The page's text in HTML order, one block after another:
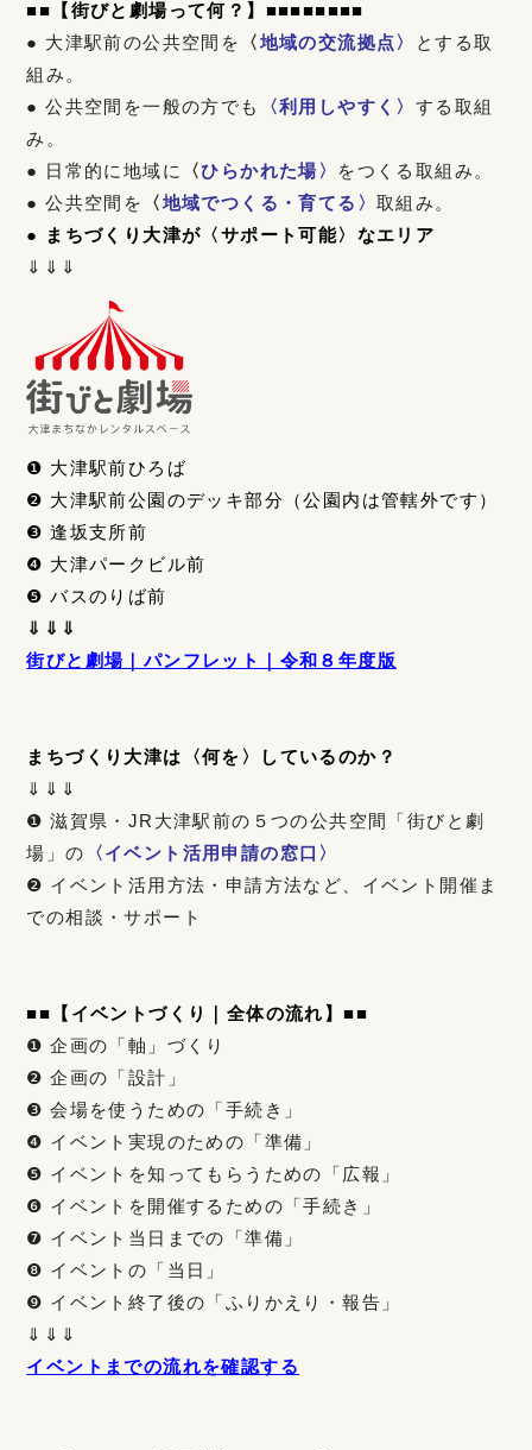
■■ 【街びと劇場って何？】 ■■■■■■■■
● 大津駅前の公共空間を
〈地域の交流拠点〉
とする取
組み。
● 公共空間を一般の方でも
〈利用しやすく〉 する取組
み。
● 日常的に地域に
〈ひらかれた場〉
をつくる取組み。
● 公共空間を
〈地域でつくる・育てる〉取組み。
● まちづくり大津が〈サポート可能〉なエリア
⇓⇓⇓
❶ 大津駅前ひろば
❷ 大津駅前公園のデッキ部分（公園内は管轄外です）
❸ 逢坂支所前
❹ 大津パークビル前
❺ バスのりば前
⇓⇓⇓
街びと劇場｜パンフレット｜令和８年度版
まちづくり大津は〈何を〉しているのか？
⇓⇓⇓
❶ 滋賀県・JR大津駅前の５つの公共空間「街びと劇
場」の 〈イベント活用申請の窓口〉
❷ イベント活用方法・申請方法など、イベント開催ま
での相談・サポート
■■ 【イベントづくり｜全体の流れ】■■
❶ 企画の「軸」づくり
❷ 企画の「設計」
❸ 会場を使うための「手続き」
❹ イベント実現のための「準備」
❺ イベントを知ってもらうための「広報」
❻ イベントを開催するための「手続き」
❼ イベント当日までの「準備」
❽ イベントの「当日」
❾ イベント終了後の「ふりかえり・報告」
⇓⇓⇓
イベントまでの流れを確認する